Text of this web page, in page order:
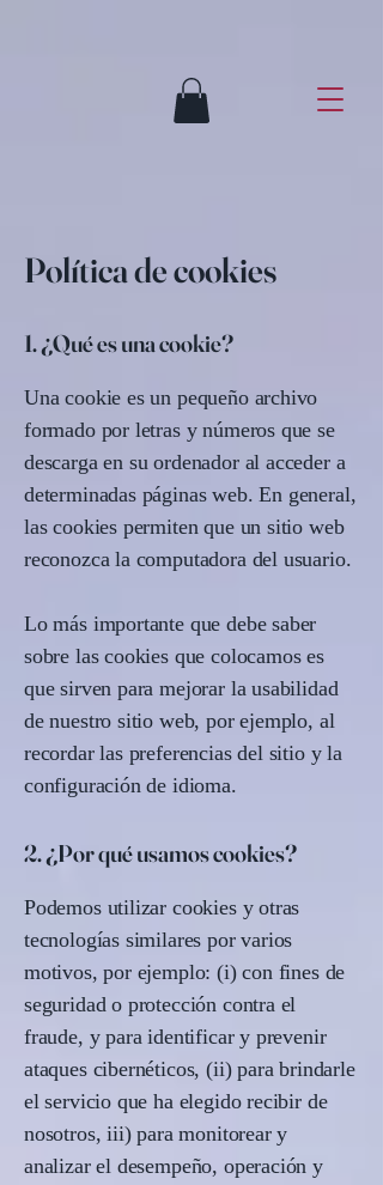
Política de cookies
1. ¿Qué es una cookie?
Una cookie es un pequeño archivo
formado por letras y números que se
descarga en su ordenador al acceder a
determinadas páginas web. En general,
las cookies permiten que un sitio web
reconozca la computadora del usuario.
Lo más importante que debe saber
sobre las cookies que colocamos es
que sirven para mejorar la usabilidad
de nuestro sitio web, por ejemplo, al
recordar las preferencias del sitio y la
configuración de idioma.
2. ¿Por qué usamos cookies?
Podemos utilizar cookies y otras
tecnologías similares por varios
motivos, por ejemplo: (i) con fines de
seguridad o protección contra el
fraude, y para identificar y prevenir
ataques cibernéticos, (ii) para brindarle
el servicio que ha elegido recibir de
nosotros, iii) para monitorear y
analizar el desempeño, operación y